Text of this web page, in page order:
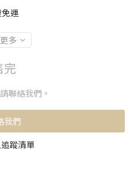
運
多
完
聯絡我們。
我們
蹤清單